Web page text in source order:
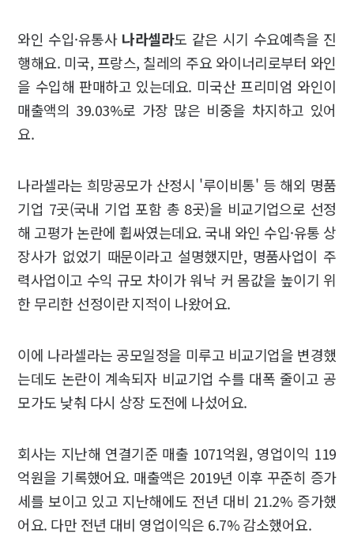
와인 수입·유통사 나라셀라도 같은 시기 수요예측을 진
행해요. 미국, 프랑스, 칠레의 주요 와이너리로부터 와인
을 수입해 판매하고 있는데요. 미국산 프리미엄 와인이
매출액의 39.03%로 가장 많은 비중을 차지하고 있어
요.
나라셀라는 희망공모가 산정시 '루이비통' 등 해외 명품
기업 7곳(국내 기업 포함 총 8곳)을 비교기업으로 선정
해 고평가 논란에 휩싸였는데요. 국내 와인 수입·유통 상
장사가 없었기 때문이라고 설명했지만, 명품사업이 주
력사업이고 수익 규모 차이가 워낙 커 몸값을 높이기 위
한 무리한 선정이란 지적이 나왔어요.
이에 나라셀라는 공모일정을 미루고 비교기업을 변경했
는데도 논란이 계속되자 비교기업 수를 대폭 줄이고 공
모가도 낮춰 다시 상장 도전에 나섰어요.
회사는 지난해 연결기준 매출 1071억원, 영업이익 119
억원을 기록했어요. 매출액은 2019년 이후 꾸준히 증가
세를 보이고 있고 지난해에도 전년 대비 21.2% 증가했
어요. 다만 전년 대비 영업이익은 6.7% 감소했어요.